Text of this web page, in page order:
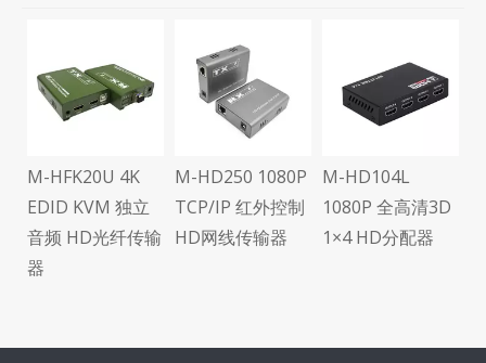
M-HFK20U 4K
EDID KVM 独立
音频 HD光纤传输
器
M-HD250 1080P
TCP/IP 红外控制
HD网线传输器
M-HD104L
1080P 全高清3D
1×4 HD分配器